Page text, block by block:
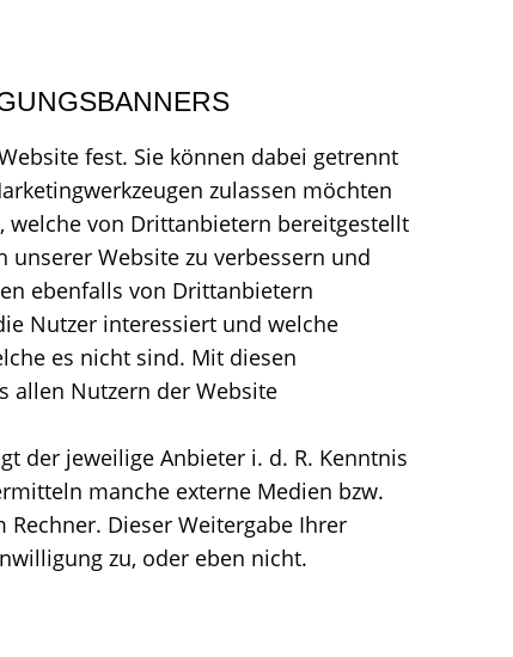
fest. Sie können dabei getrennt
zulassen möchten
welche von Drittanbietern bereitgestellt
unserer Website zu verbessern und
ebenfalls von Drittanbietern
Nutzer interessiert und welche
es nicht sind. Mit diesen
allen Nutzern der Website
der jeweilige Anbieter i. d. R. Kenntnis
manche externe Medien bzw.
Dieser Weitergabe Ihrer
zu, oder eben nicht.